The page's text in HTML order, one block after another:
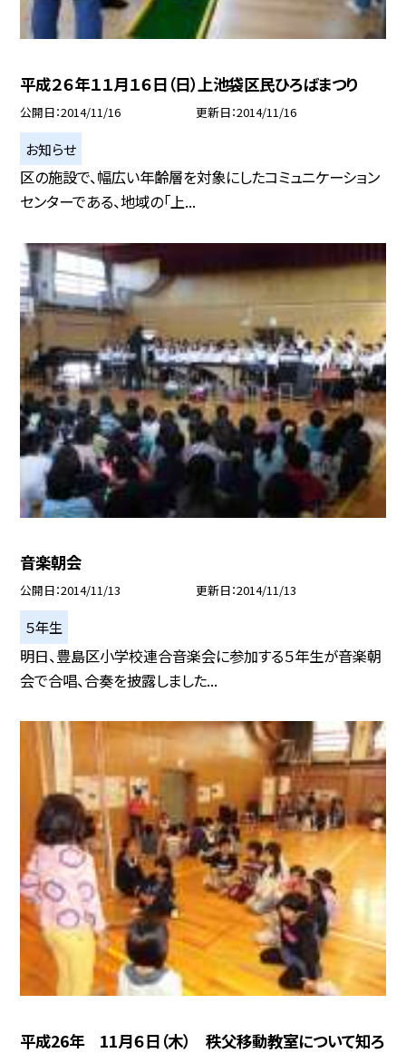
平成２６年１１月１６日（日）上池袋区民ひろばまつり
公開日 2014/11/16 更新日 2014/11/16
お知らせ
区の施設で、幅広い年齢層を対象にしたコミュニケーション
センターである、地域の「上...
音楽朝会
公開日 2014/11/13 更新日 2014/11/13
５年生
明日、豊島区小学校連合音楽会に参加する５年生が音楽朝
会で合唱、合奏を披露しました...
平成26年 11月６日（木） 秩父移動教室について知ろ